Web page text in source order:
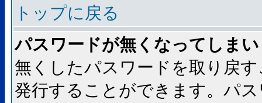
トップに戻る
パスワードが無くなってしま
無くしたパスワードを取り戻
発行することができます。パ